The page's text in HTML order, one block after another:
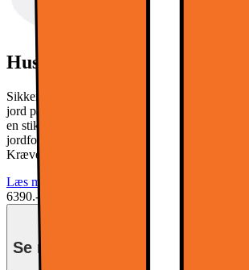
Husk stikprop til din
Sikkerhedsstyrelsen SIK.DK anbefaler, at du
jord på hvidevarer. Denne vare leveres uden
en stikprop til jordforbindelse er nødvendig for
jordforbindelse. Denne kan tilkøbes i
Kræver jordforbindelse i din stikkontakt.
Læs mere
6390.-
Se månedspris ved delbetaling.